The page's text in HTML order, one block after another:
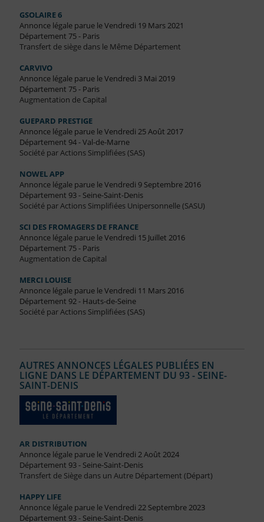
GSOLAIRE 6
Annonce légale parue le Vendredi 19 Mars 2021
Département 75 - Paris
Transfert de siège dans le Même Département
CARVIVO
Annonce légale parue le Vendredi 3 Mai 2019
Département 75 - Paris
Augmentation de Capital
GUEPARD PRESTIGE
Annonce légale parue le Vendredi 25 Août 2017
Département 94 - Val-de-Marne
Société par Actions Simplifiées (SAS)
NOWEL APP
Annonce légale parue le Vendredi 9 Septembre 2016
Département 93 - Seine-Saint-Denis
Société par Actions Simplifiées Unipersonnelle (SASU)
SCI DES FROMAGERS DE FRANCE
Annonce légale parue le Vendredi 15 Juillet 2016
Département 75 - Paris
Augmentation de Capital
MERCI LOUISE
Annonce légale parue le Vendredi 11 Mars 2016
Département 92 - Hauts-de-Seine
Société par Actions Simplifiées (SAS)
AUTRES ANNONCES LÉGALES PUBLIÉES EN
LIGNE DANS LE DÉPARTEMENT DU 93 - SEINE-
SAINT-DENIS
AR DISTRIBUTION
Annonce légale parue le Vendredi 2 Août 2024
Département 93 - Seine-Saint-Denis
Transfert de Siège dans un Autre Département (Départ)
HAPPY LIFE
Annonce légale parue le Vendredi 22 Septembre 2023
Département 93 - Seine-Saint-Denis